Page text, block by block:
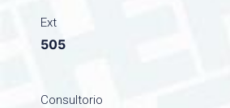
Ext
505
Consultorio